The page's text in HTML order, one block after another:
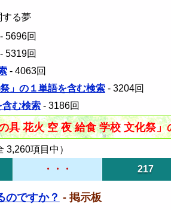
する夢
- 5696回
- 5319回
- 4063回
」の１単語を含む検索 - 3204回
含む検索 - 3186回
具 花火 空 夜 給食 学校 文化祭
3,260項目中）
・・・ 217
のですか？ - 掲示板